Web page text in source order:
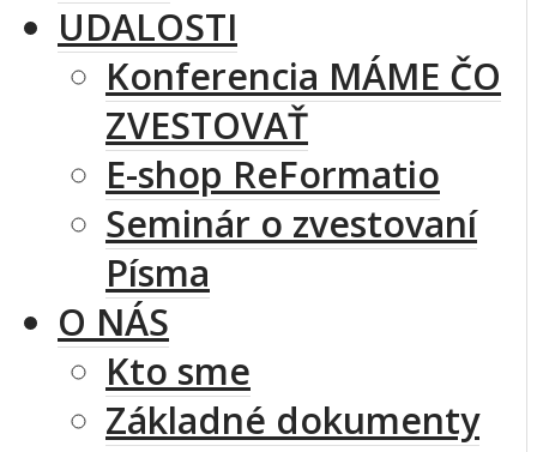
UDALOSTI
Konferencia MÁME ČO
ZVESTOVAŤ
E-shop ReFormatio
Seminár o zvestovaní
Písma
O NÁS
Kto sme
Základné dokumenty